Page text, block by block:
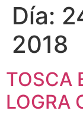
Día:
2018
TOSCA
LOGRA